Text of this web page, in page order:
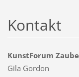
Kontakt
KunstForum
Gila Gordon